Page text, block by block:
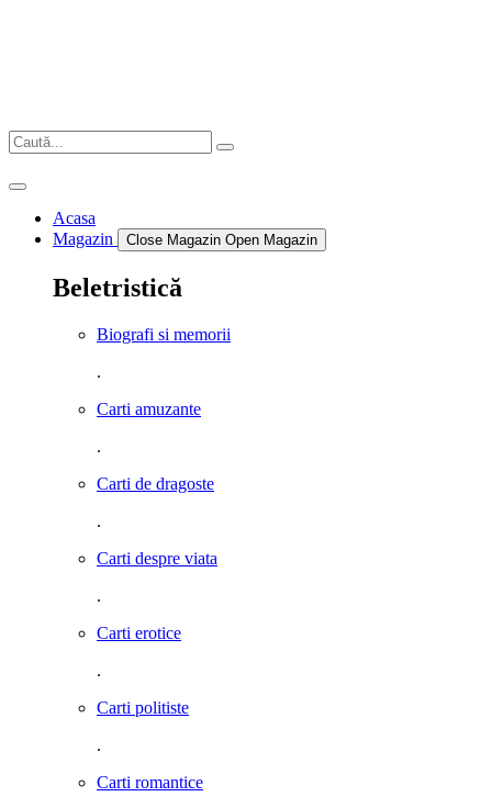
Acasa
Magazin
Close Magazin Open Magazin
Beletristică
Biografi si memorii
.
Carti amuzante
.
Carti de dragoste
.
Carti despre viata
.
Carti erotice
.
Carti politiste
.
Carti romantice